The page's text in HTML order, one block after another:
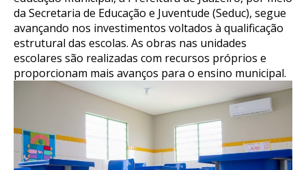
da Secretaria de Educação e Juventude (Seduc), segue
avançando nos investimentos voltados à qualificação
estrutural das escolas. As obras nas unidades
escolares são realizadas com recursos próprios e
proporcionam mais avanços para o ensino municipal.